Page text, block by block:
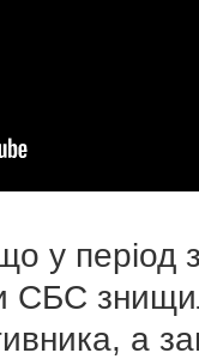
у період
СБС
а